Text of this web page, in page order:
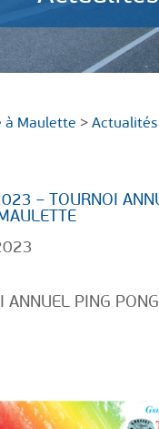
à Maulette > Actualités
– TOURNOI
ANNUEL PING